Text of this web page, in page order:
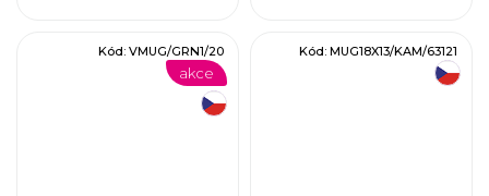
akce
Kód: VMUG/GRN1/20 Kód: MUG18X13/KAM/63121